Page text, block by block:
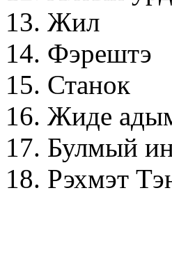
13. Жил
14. Фэрештэ
15. Станок
16. Жиде
17. Булмый
18. Рэхмэт